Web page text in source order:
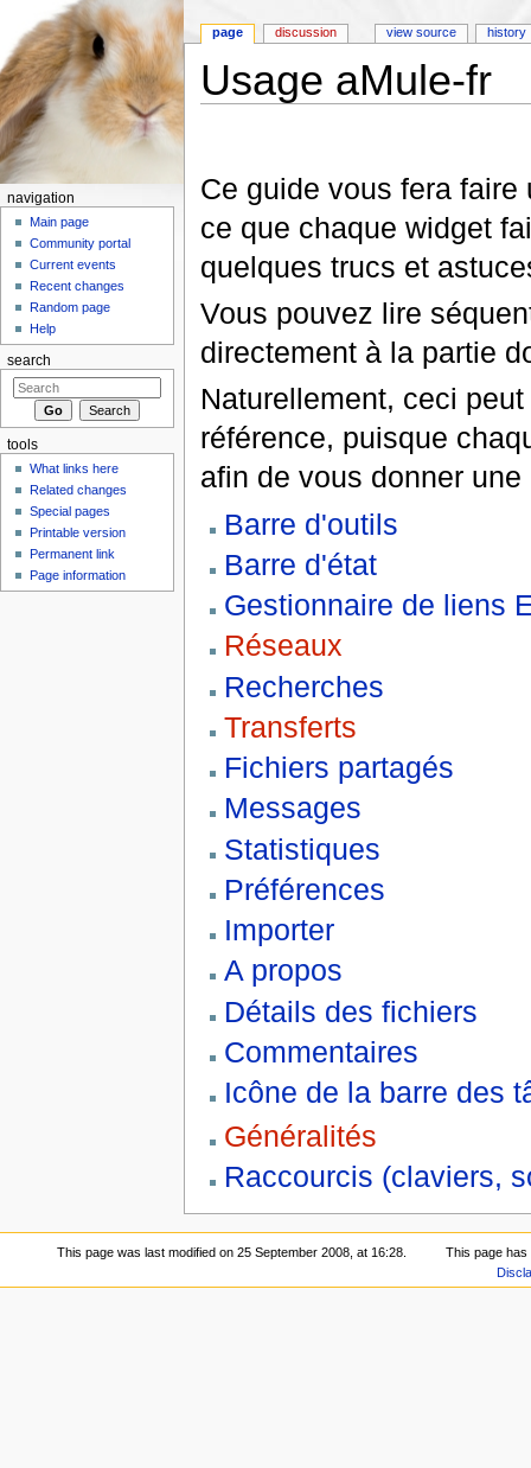
Usage aMule-fr
Ce guide vous fera
ce que chaque widget
quelques trucs et
Vous pouvez lire
directement à la partie
Naturellement, ceci
référence, puisque
afin de vous donner
Barre d'outils
Barre d'état
Gestionnaire de liens
Réseaux
Recherches
Transferts
Fichiers partagés
Messages
Statistiques
Préférences
Importer
A propos
Détails des fichiers
Commentaires
Icône de la barre des
Généralités
Raccourcis (claviers,
page discussion view source history
navigation
Main page
Community portal
Current events
Recent changes
Random page
Help
search
tools
What links here
Related changes
Special pages
Printable version
Permanent link
Page information
This page was last modified on 25 September 2008, at 16:28.
This page